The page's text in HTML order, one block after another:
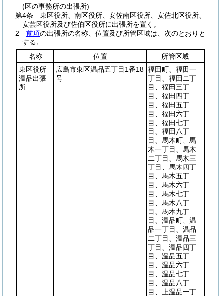
(区の事務所の出張所)
第4条
東区役所、南区役所、安佐南区役所、安佐北区役所、
安芸区役所及び佐伯区役所に出張所を置く。
2
前項の出張所の名称、位置及び所管区域は、次のとおりと
する。
名称
位置
所管区域
東区役所
温品出張
所
広島市東区温品五丁目1番18
号
福田町、福田一
丁目、福田二丁
目、福田三丁
目、福田四丁
目、福田五丁
目、福田六丁
目、福田七丁
目、福田八丁
目、馬木町、馬
木一丁目、馬木
二丁目、馬木三
丁目、馬木四丁
目、馬木五丁
目、馬木六丁
目、馬木七丁
目、馬木八丁
目、馬木九丁
目、温品町、温
品一丁目、温品
二丁目、温品三
丁目、温品四丁
目、温品五丁
目、温品六丁
目、温品七丁
目、温品八丁
目、上温品一丁